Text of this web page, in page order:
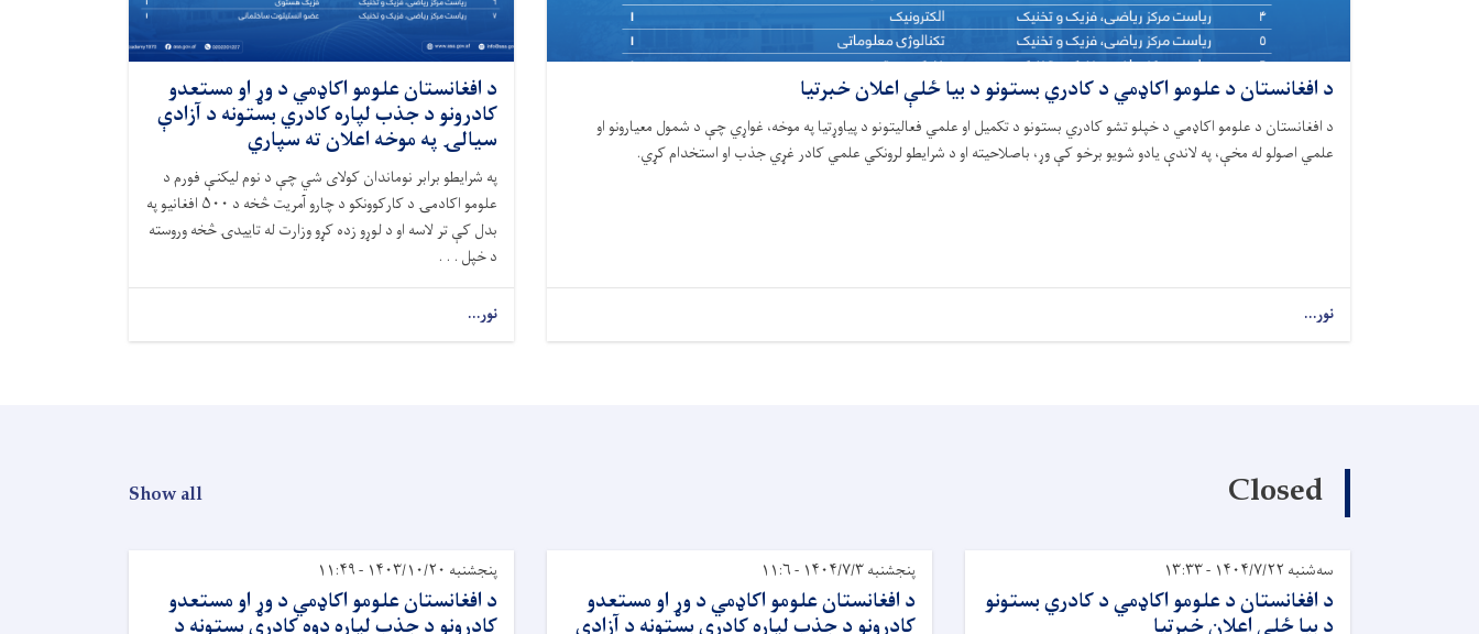
د افغانستان د علومو اکاډمي د کادري بستونو د بیا ځلې اعلان خبرتیا
د افغانستان د علومو اکاډمي د خپلو تشو کادري بستونو د تکمیل او علمي فعالیتونو د پیاوړتیا په موخه، غواړي چې د شمول معیارونو او
علمي اصولو له مخې، په لاندې یادو شویو برخو کې وړ، باصلاحیته او د شرایطو لرونکي علمي کادر غړي جذب او استخدام کړي.
نور...
د افغانستان علومو اکاډمي د وړ او مستعدو
کادرونو د جذب لپاره کادري بستونه د آزادې
سیالۍ په موخه اعلان ته سپاري
په شرایطو برابر نوماندان کولای شي چې د نوم لیکنې فورم د
علومو اکادمۍ د کارکوونکو د چارو آمریت څخه د ۵۰۰ افغانیو په
بدل کې تر لاسه او د لوړو زده کړو وزارت له تاییدۍ څخه وروسته
د خپل . . .
نور...
Closed
Show all
سه‌شنبه ۱۴۰۴/۷/۲۲ - ۱۳:۳۳
د افغانستان د علومو اکاډمي د کادري بستونو
پنجشنبه ۱۴۰۴/۷/۳ - ۱۱:۶
د افغانستان علومو اکاډمي د وړ او مستعدو
پنجشنبه ۱۴۰۳/۱۰/۲۰ - ۱۱:۴۹
د افغانستان علومو اکاډمي د وړ او مستعدو